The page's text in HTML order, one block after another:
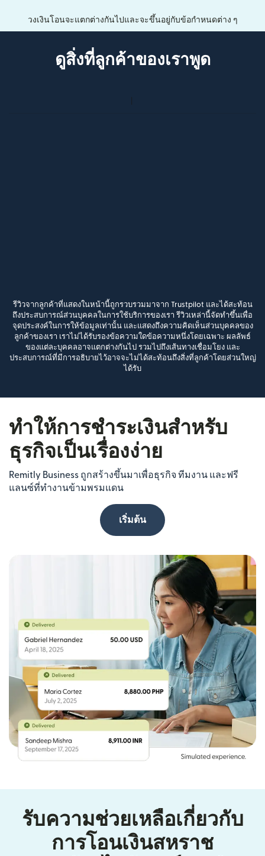
วงเงินโอนจะแตกต่างกันไปและจะขึ้นอยู่กับข้อกำหนดต่าง ๆ
ดูสิ่งที่ลูกค้าของเราพูด
รีวิวจากลูกค้าที่แสดงในหน้านี้ถูกรวบรวมมาจาก Trustpilot และได้สะท้อน
ถึงประสบการณ์ส่วนบุคคลในการใช้บริการของเรา รีวิวเหล่านี้จัดทำขึ้นเพื่อ
จุดประสงค์ในการให้ข้อมูลเท่านั้น และแสดงถึงความคิดเห็นส่วนบุคคลของ
ลูกค้าของเรา เราไม่ได้รับรองข้อความใดข้อความหนึ่งโดยเฉพาะ ผลลัพธ์
ของแต่ละบุคคลอาจแตกต่างกันไป รวมไปถึงเส้นทางเชื่อมโยง และ
ประสบการณ์ที่มีการอธิบายไว้อาจจะไม่ได้สะท้อนถึงสิ่งที่ลูกค้าโดยส่วนใหญ่
ได้รับ
ทำให้การชำระเงินสำหรับ
ธุรกิจเป็นเรื่องง่าย
Remitly Business ถูกสร้างขึ้นมาเพื่อธุรกิจ ทีมงาน และฟรี
แลนซ์ที่ทำงานข้ามพรมแดน
เริ่มต้น
รับความช่วยเหลือเกี่ยวกับ
การโอนเงินสหราช